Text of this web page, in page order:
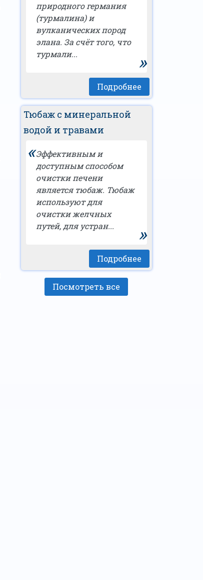
природного германия
(турмалина) и
вулканических пород
элана. За счёт того, что
турмали...
»
Подробнее
Тюбаж с минеральной
водой и травами
«Эффективным и
доступным способом
очистки печени
является тюбаж. Тюбаж
используют для
очистки желчных
путей, для устран...
»
Подробнее
Посмотреть все